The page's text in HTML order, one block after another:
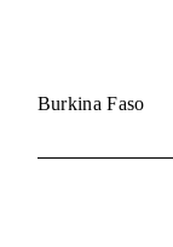
Burkina Faso